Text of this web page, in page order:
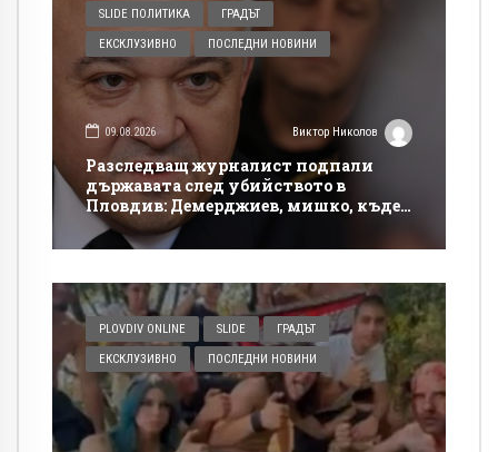
SLIDE ПОЛИТИКА ГРАДЪТ
ЕКСКЛУЗИВНО ПОСЛЕДНИ НОВИНИ
09.08.2026 Виктор Николов
Разследващ журналист подпали
държавата след убийството в
Пловдив: Демерджиев, мишко, къде
си!?
PLOVDIV ONLINE SLIDE ГРАДЪТ
ЕКСКЛУЗИВНО ПОСЛЕДНИ НОВИНИ